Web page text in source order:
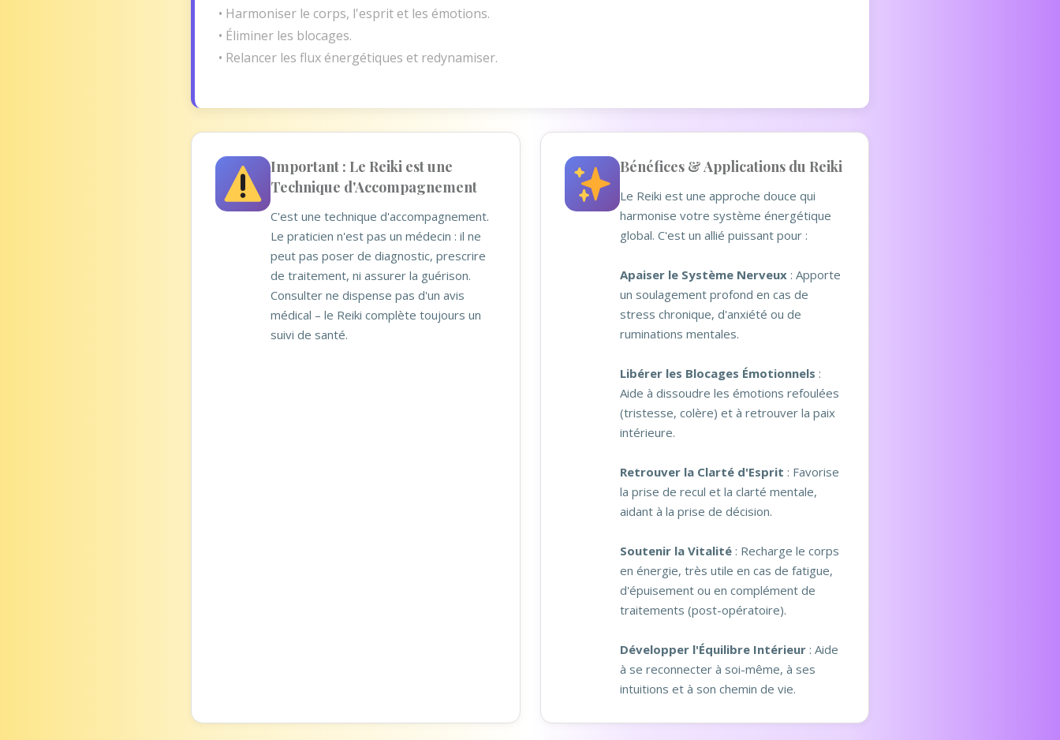
• Harmoniser le corps, l'esprit et les émotions.
• Éliminer les blocages.
• Relancer les flux énergétiques et redynamiser.
Important : Le Reiki est une
Technique d'Accompagnement
C'est une technique d'accompagnement.
Le praticien n'est pas un médecin : il ne
peut pas poser de diagnostic, prescrire
de traitement, ni assurer la guérison.
Consulter ne dispense pas d'un avis
médical – le Reiki complète toujours un
suivi de santé.
Bénéfices & Applications du Reiki
Le Reiki est une approche douce qui
harmonise votre système énergétique
global. C'est un allié puissant pour :
Apaiser le Système Nerveux: Apporte
un soulagement profond en cas de
stress chronique, d'anxiété ou de
ruminations mentales.
Libérer les Blocages Émotionnels :
Aide à dissoudre les émotions refoulées
(tristesse, colère) et à retrouver la paix
intérieure.
Retrouver la Clarté d'Esprit : Favorise
la prise de recul et la clarté mentale,
aidant à la prise de décision.
Soutenir la Vitalité: Recharge le corps
en énergie, très utile en cas de fatigue,
d'épuisement ou en complément de
traitements (post-opératoire).
Développer l'Équilibre Intérieur: Aide
à se reconnecter à soi-même, à ses
intuitions et à son chemin de vie.